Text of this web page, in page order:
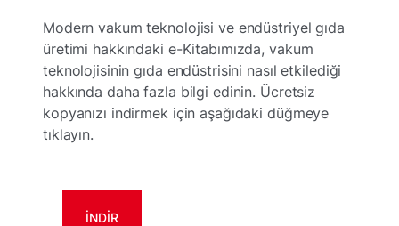
Modern vakum teknolojisi ve endüstriyel gıda
üretimi hakkındaki e-Kitabımızda, vakum
teknolojisinin gıda endüstrisini nasıl etkilediği
hakkında daha fazla bilgi edinin. Ücretsiz
kopyanızı indirmek için aşağıdaki düğmeye
tıklayın.
İNDIR